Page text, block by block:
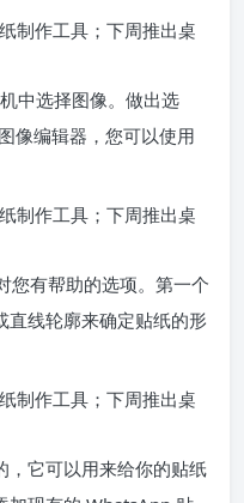
中选择图像。做出选
像编辑器，您可以使用
您有帮助的选项。第一个
直线轮廓来确定贴纸的形
，它可以用来给你的贴纸